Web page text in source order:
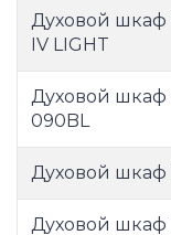
Духовой шкаф
IV LIGHT
Духовой шкаф
090BL
Духовой шкаф
Духовой шкаф